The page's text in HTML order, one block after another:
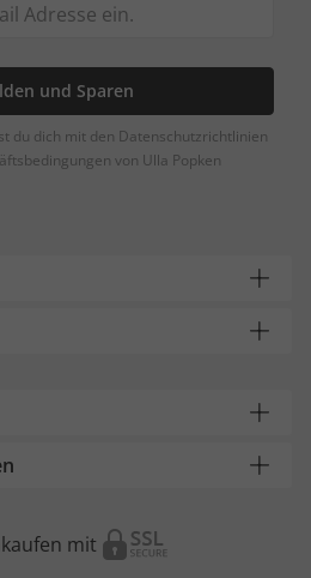
und Sparen
du dich mit den Datenschutzrichtlinien
von Ulla Popken
mit